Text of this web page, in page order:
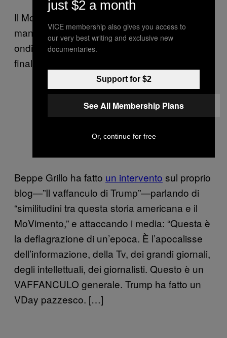
Il Movimento 5 Stelle, che fino a ieri aveva
mantenuto un atteggiamento piuttosto
ondivago sulla candidatura di Trump, ha
finalmente deciso con chi schierarsi.
Beppe Grillo ha fatto un intervento sul proprio
blog—”Il vaffanculo di Trump”—parlando di
“similitudini tra questa storia americana e il
MoVimento,” e attaccando i media: “Questa è
la deflagrazione di un’epoca. È l’apocalisse
dell’informazione, della Tv, dei grandi giornali,
degli intellettuali, dei giornalisti. Questo è un
VAFFANCULO generale. Trump ha fatto un
VDay pazzesco. […]
just $2 a month
VICE membership also gives you access to
our very best writing and exclusive new
documentaries.
Support for $2
See All Membership Plans
Or, continue for free